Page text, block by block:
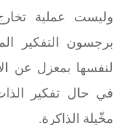
وليست عملية
برجسون التفكير
لنفسها بمعزل عن
في حال تفكير
مخّيلة الذاكرة.